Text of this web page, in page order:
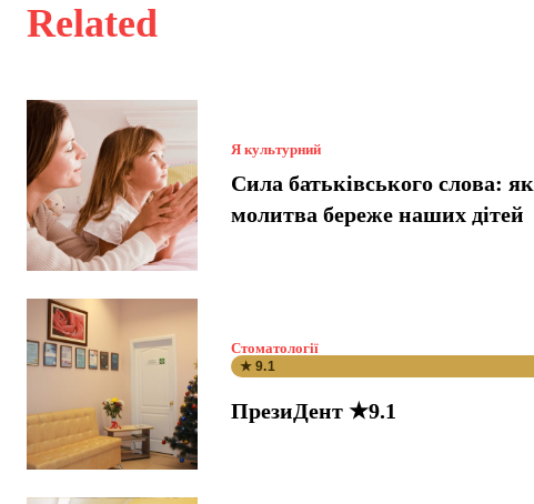
Related
Я культурний
Сила батьківського слова: як
молитва береже наших дітей
Стоматології
★ 9.1
ПрезиДент ★9.1